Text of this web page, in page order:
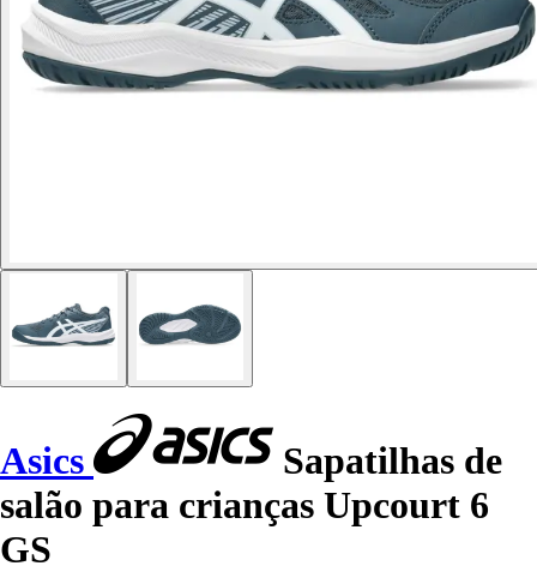
Asics
Sapatilhas de
salão para crianças Upcourt 6
GS